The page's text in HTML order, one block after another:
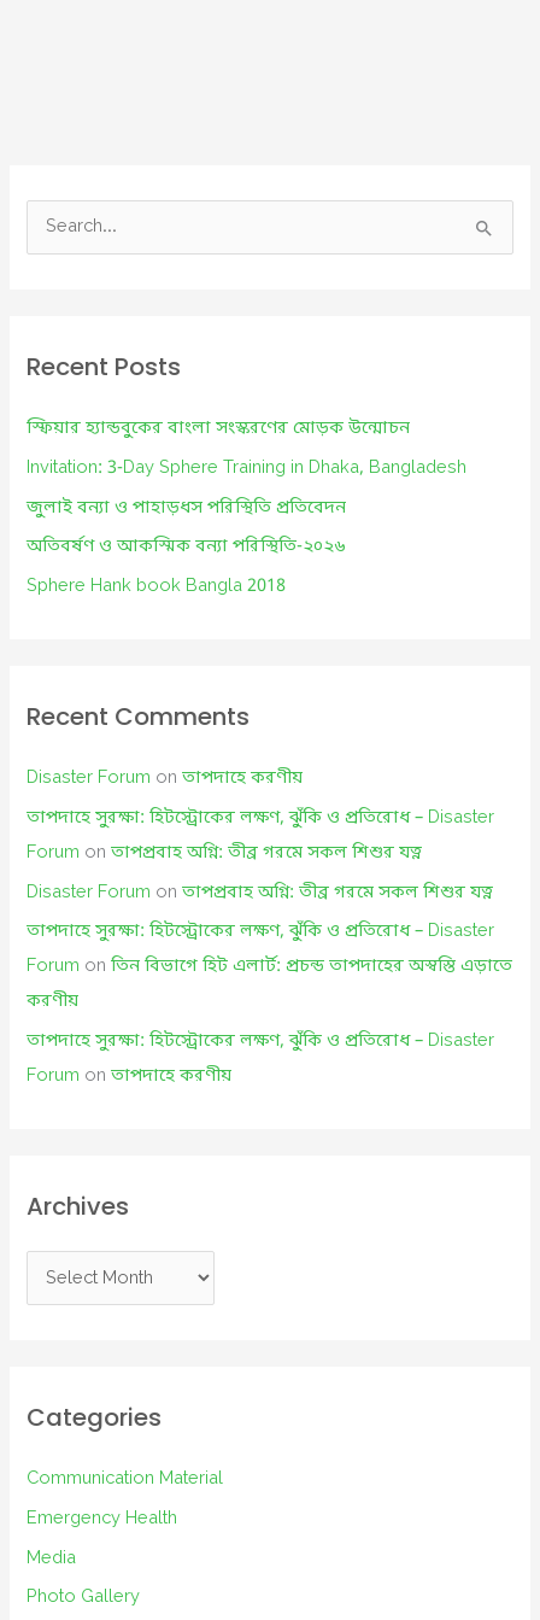
e
c
f
o
r
Recent Posts
স্ফিয়ার হ্যান্ডবুকের বাংলা সংস্করণের মোড়ক উন্মোচন
Invitation: 3-Day Sphere Training in Dhaka, Bangladesh
জুলাই বন্যা ও পাহাড়ধস পরিস্থিতি প্রতিবেদন
অতিবর্ষণ ও আকস্মিক বন্যা পরিস্থিতি-২০২৬
Sphere Hank book Bangla 2018
Recent Comments
Disaster Forum onতাপদাহে করণীয়
তাপদাহে সুরক্ষা: হিটস্ট্রোকের লক্ষণ, ঝুঁকি ও প্রতিরোধ – Disaster
Forum onতাপপ্রবাহ অগ্নি: তীব্র গরমে সকল শিশুর যত্ন
Disaster Forum onতাপপ্রবাহ অগ্নি: তীব্র গরমে সকল শিশুর যত্ন
তাপদাহে সুরক্ষা: হিটস্ট্রোকের লক্ষণ, ঝুঁকি ও প্রতিরোধ – Disaster
Forum onতিন বিভাগে হিট এলার্ট: প্রচন্ড তাপদাহের অস্বস্তি এড়াতে
করণীয়
তাপদাহে সুরক্ষা: হিটস্ট্রোকের লক্ষণ, ঝুঁকি ও প্রতিরোধ – Disaster
Forum onতাপদাহে করণীয়
Archives
r
i
e
s
Categories
Communication Material
Emergency Health
Media
Photo Gallery